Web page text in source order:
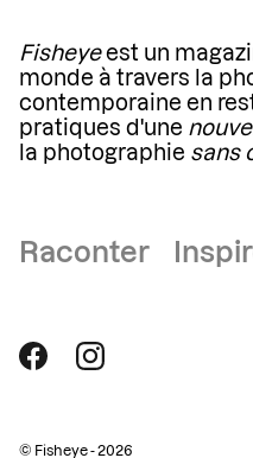
Fisheyeest un
monde à travers la
contemporaine en
pratiques d'une
la photographie sans
Raconter
© Fisheye - 2026